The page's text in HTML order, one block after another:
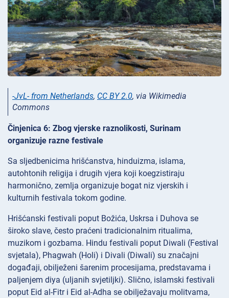
-JvL- from Netherlands, CC BY 2.0, via Wikimedia
Commons
Činjenica 6: Zbog vjerske raznolikosti, Surinam
organizuje razne festivale
Sa sljedbenicima hrišćanstva, hinduizma, islama,
autohtonih religija i drugih vjera koji koegzistiraju
harmonično, zemlja organizuje bogat niz vjerskih i
kulturnih festivala tokom godine.
Hrišćanski festivali poput Božića, Uskrsa i Duhova se
široko slave, često praćeni tradicionalnim ritualima,
muzikom i gozbama. Hindu festivali poput Diwali (Festival
svjetala), Phagwah (Holi) i Divali (Diwali) su značajni
događaji, obilježeni šarenim procesijama, predstavama i
paljenjem diya (uljanih svjetiljki). Slično, islamski festivali
poput Eid al-Fitr i Eid al-Adha se obilježavaju molitvama,